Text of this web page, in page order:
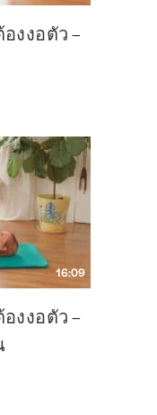
งงอตัว –
16:09
งงอตัว –